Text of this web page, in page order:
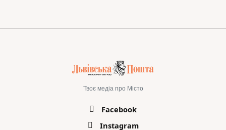
Твоє медіа про Місто
Facebook
Instagram